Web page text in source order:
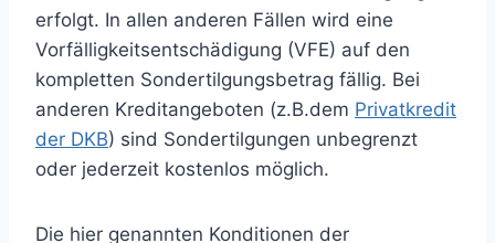
erfolgt. In allen anderen Fällen wird eine
Vorfälligkeitsentschädigung (VFE) auf den
kompletten Sondertilgungsbetrag fällig. Bei
anderen Kreditangeboten (z.B.dem Privatkredit
der DKB) sind Sondertilgungen unbegrenzt
oder jederzeit kostenlos möglich.
Die hier genannten Konditionen der